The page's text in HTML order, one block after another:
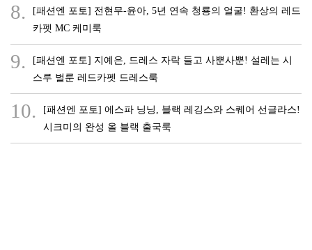
8.
[패션엔 포토] 전현무-윤아, 5년 연속 청룡의 얼굴! 환상의 레드
카펫 MC 케미룩
9.
[패션엔 포토] 지예은, 드레스 자락 들고 사뿐사뿐! 설레는 시
스루 벌룬 레드카펫 드레스룩
10.
[패션엔 포토] 에스파 닝닝, 블랙 레깅스와 스퀘어 선글라스!
시크미의 완성 올 블랙 출국룩